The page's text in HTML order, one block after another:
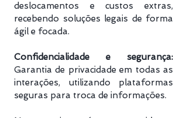
deslocamentos e custos extras,
recebendo soluções legais de forma
ágil e focada.
Confidencialidade e segurança:
Garantia de privacidade em todas as
interações, utilizando plataformas
seguras para troca de informações.